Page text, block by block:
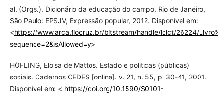
al. (Orgs.). Dicionário da educação do campo. Rio de Janeiro,
São Paulo: EPSJV, Expressão popular, 2012. Disponível em:
<https://www.arca.fiocruz.br/bitstream/handle/icict/26224/
sequence=2&isAllowed=y>
HÖFLING, Eloísa de Mattos. Estado e políticas (públicas)
sociais. Cadernos CEDES [online]. v. 21, n. 55, p. 30-41, 2001.
Disponível em: < https://doi.org/10.1590/S0101-